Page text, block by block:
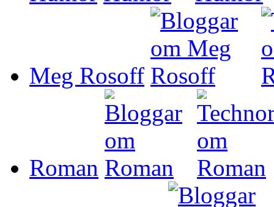
Meg Rosoff
Roman